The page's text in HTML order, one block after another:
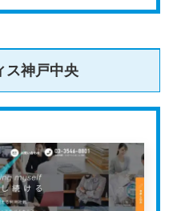
あり、常駐スタッフ有、郵便転
は、全国に40店舗以上
スです。
のプランは、起業に必要
ス神戸中央